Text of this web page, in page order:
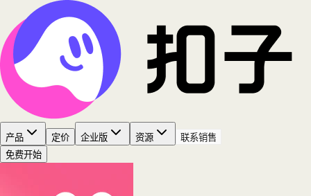
产品 定价 企业版 资源
联系销售
免费开始